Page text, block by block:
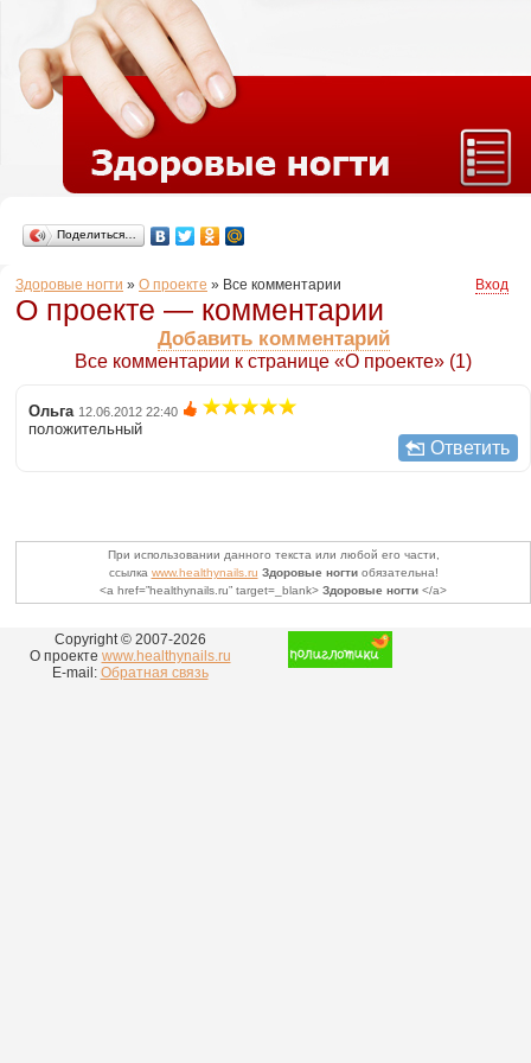
Поделиться…
Здоровые ногти » О проекте » Все комментарии Вход
О проекте — комментарии
Добавить комментарий
Все комментарии к странице «О проекте» (1)
Ольга 12.06.2012 22:40
положительный
Ответить
При использовании данного текста или любой его части,
ссылка www.healthynails.ru Здоровые ногтиобязательна!
<a href=”healthynails.ru” target=_blank> Здоровые ногти </a>
Copyright © 2007-2026
О проекте www.healthynails.ru
E-mail: Обратная связь